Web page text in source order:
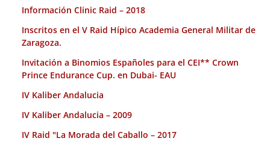
Información Clinic Raid – 2018
Inscritos en el V Raid Hípico Academia General Militar de
Zaragoza.
Invitación a Binomios Españoles para el CEI** Crown
Prince Endurance Cup. en Dubai- EAU
IV Kaliber Andalucia
IV Kaliber Andalucia – 2009
IV Raid "La Morada del Caballo – 2017